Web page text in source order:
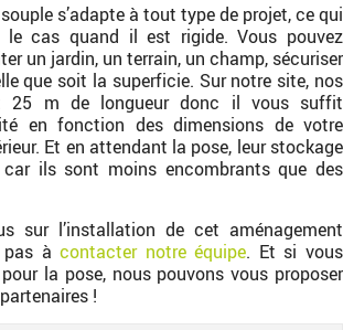
s’adapte à tout type de projet, ce qui
le cas quand il est rigide. Vous pouvez
un jardin, un terrain, un champ, sécuriser
que soit la superficie. Sur notre site, nos
25 m de longueur donc il vous suffit
en fonction des dimensions de votre
Et en attendant la pose, leur stockage
ils sont moins encombrants que des
sur l’installation de cet aménagement
pas àcontacter notre équipe. Et si vous
la pose, nous pouvons vous proposer
!